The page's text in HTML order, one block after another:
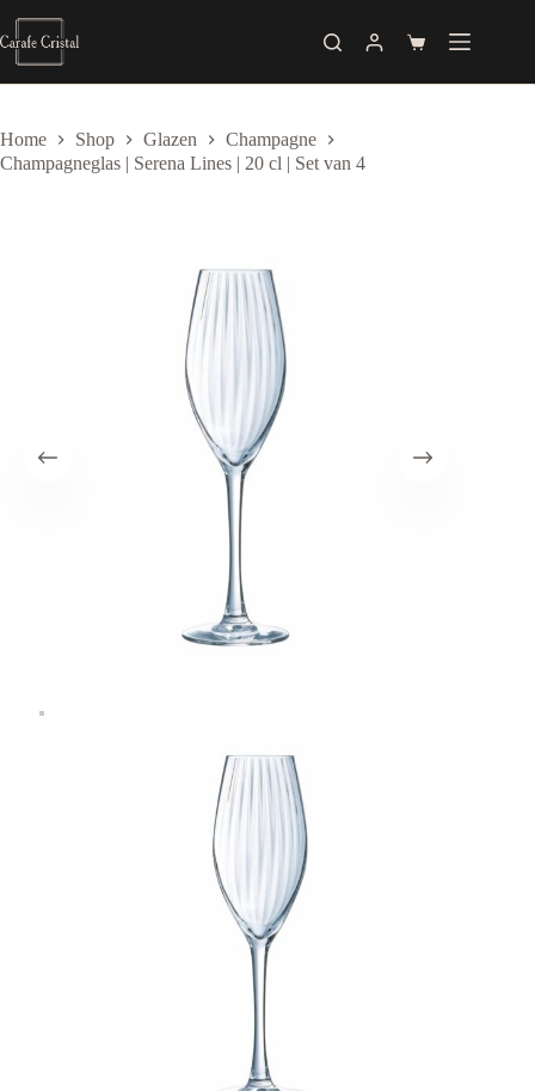
to
content
Shopping
Home Shop Glazen
Champagne
Champagneglas | Serena Lines | 20 cl | Set van 4